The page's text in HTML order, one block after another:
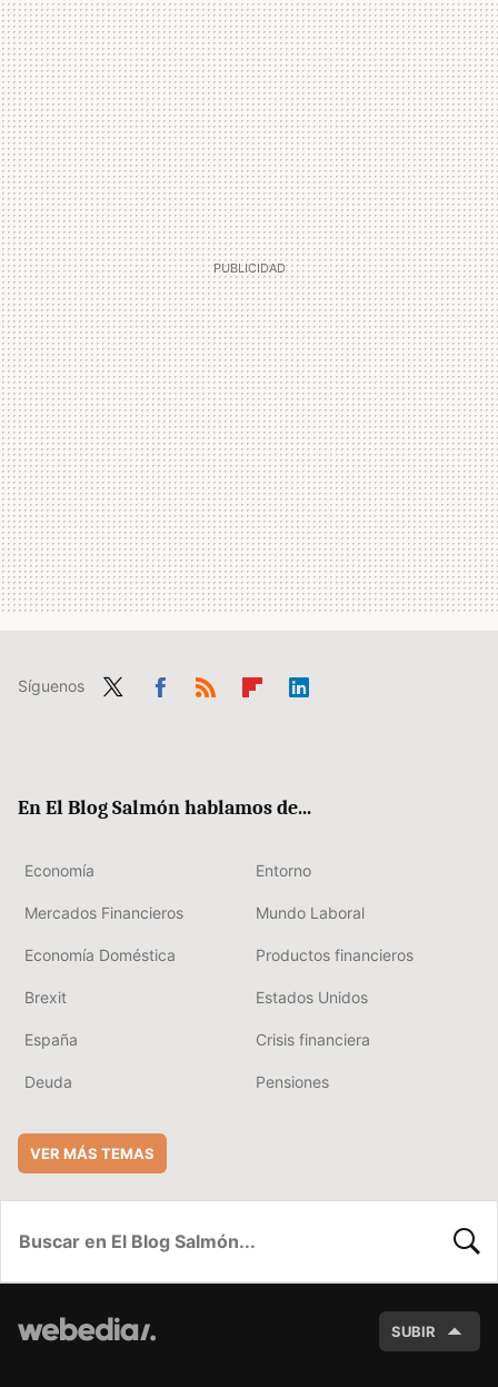
Síguenos
En El Blog Salmón hablamos de...
Economía Entorno
Mercados Financieros Mundo Laboral
Economía Doméstica Productos financieros
Brexit Estados Unidos
España Crisis financiera
Deuda Pensiones
VER MÁS TEMAS
SUBIR